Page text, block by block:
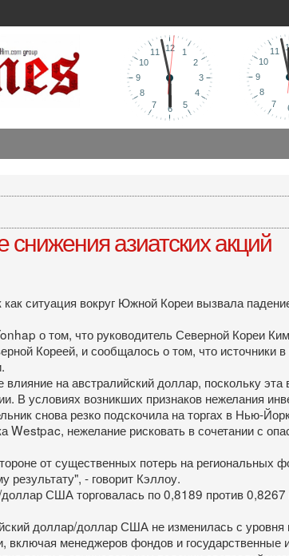
азиатских акций
ситуация вокруг Южной Кореи вызвала
о том, что руководитель Северной Кореи
Кореей, и сообщалось о том, что источники
на австралийский доллар, поскольку
В условиях возникших признаков нежелания
снова резко подскочила на торгах в Нью-
нежелание рисковать в сочетании с
от существенных потерь на
результату", - говорит Кэллоу.
США торговалась по 0,8189 против
доллар/доллар США не изменилась с уровня
менеджеров фондов и